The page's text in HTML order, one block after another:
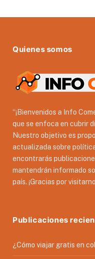
Quienes somos
“¡Bienvenidos a Info
que se enfoca en cubrir
Nuestro objetivo es
actualizada sobre
encontrarás
mantendrán informado
país. ¡Gracias por
Publicaciones
¿Cómo viajar gratis en